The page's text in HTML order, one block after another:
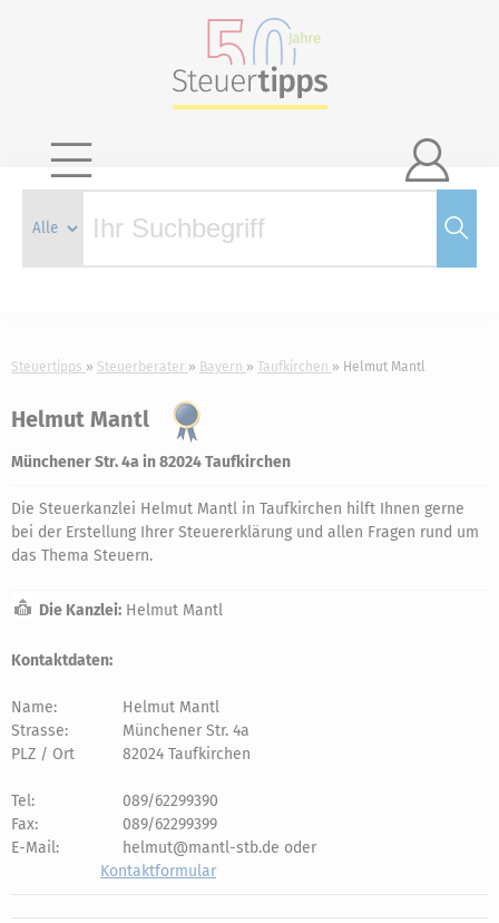

Steuertipps Steuerberater Bayern Taufkirchen Helmut Mantl
Helmut Mantl
Münchener Str. 4a in 82024 Taufkirchen
Die Steuerkanzlei Helmut Mantl in Taufkirchen hilft Ihnen gerne
bei der Erstellung Ihrer Steuererklärung und allen Fragen rund um
das Thema Steuern.
Die Kanzlei: Helmut Mantl
Kontaktdaten:
Name:
Helmut Mantl
Strasse:
Münchener Str. 4a
PLZ / Ort
82024 Taufkirchen
Tel:
089/62299390
Fax:
089/62299399
E-Mail:
helmut@mantl-stb.de oder
Kontaktformular